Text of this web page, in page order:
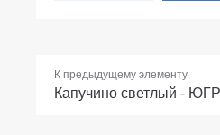
К предыдущему элементу
Капучино светлый -